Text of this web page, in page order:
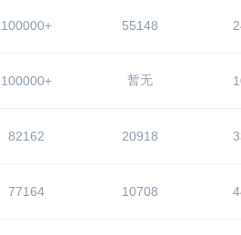
100000+ 55148
100000+ 暂无
82162 20918
77164 10708